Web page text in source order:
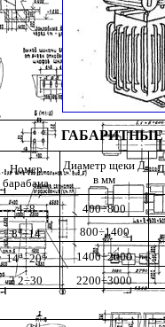
Номер
барабана
Диаметр щеки Д
в мм
4÷8
400÷800
8а÷14 800÷1400
14а÷20а
1400÷2000
2 2÷30
2200÷3000